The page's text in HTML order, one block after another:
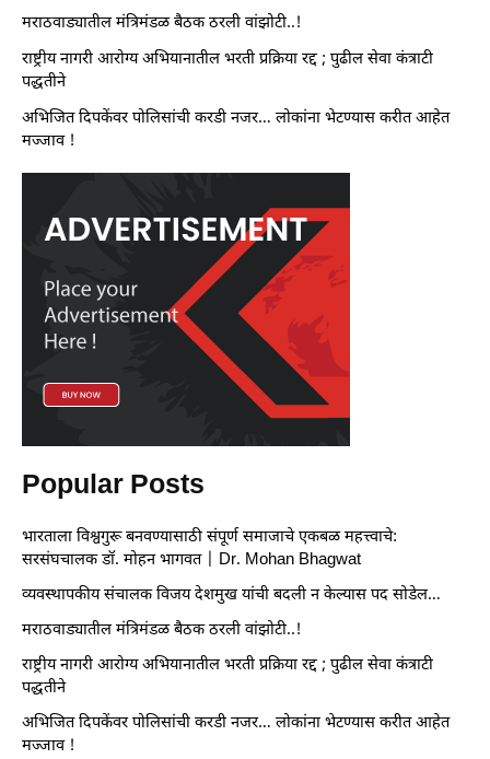
मराठवाड्यातील मंत्रिमंडळ बैठक ठरली वांझोटी..!
राष्ट्रीय नागरी आरोग्य अभियानातील भरती प्रक्रिया रद्द ; पुढील सेवा कंत्राटी
पद्धतीने
अभिजित दिपकेंवर पोलिसांची करडी नजर… लोकांना भेटण्यास करीत आहेत
मज्जाव !
Popular Posts
भारताला विश्वगुरू बनवण्यासाठी संपूर्ण समाजाचे एकबळ महत्त्वाचे:
सरसंघचालक डॉ. मोहन भागवत | Dr. Mohan Bhagwat
व्यवस्थापकीय संचालक विजय देशमुख यांची बदली न केल्यास पद सोडेल…
मराठवाड्यातील मंत्रिमंडळ बैठक ठरली वांझोटी..!
राष्ट्रीय नागरी आरोग्य अभियानातील भरती प्रक्रिया रद्द ; पुढील सेवा कंत्राटी
पद्धतीने
अभिजित दिपकेंवर पोलिसांची करडी नजर… लोकांना भेटण्यास करीत आहेत
मज्जाव !